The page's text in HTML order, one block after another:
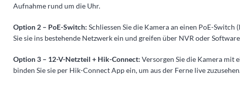
Aufnahme rund um die Uhr.
Option 2 – PoE-Switch: Schliessen Sie die Kamera an einen PoE-Switch
Sie sie ins bestehende Netzwerk ein und greifen über NVR oder
Option 3 – 12-V-Netzteil + Hik-Connect: Versorgen Sie die Kamera mit
binden Sie sie per Hik-Connect App ein, um aus der Ferne live